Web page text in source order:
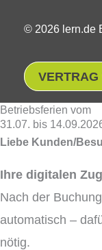
© 2026 lern.de
VERTRAG
Betriebsferien vom
31.07. bis
Liebe Kunden/
Ihre digitalen
Nach der
automatisch –
nötig.